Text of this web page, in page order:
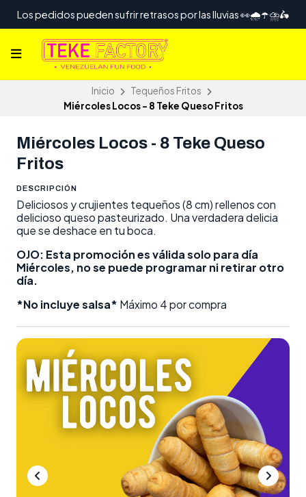
Los pedidos pueden sufrir retrasos por las lluvias 👀🌧️☂️⛈️🛵
Inicio
Tequeños Fritos
Miércoles Locos - 8 Teke Queso Fritos
Miércoles Locos - 8 Teke Queso
Fritos
DESCRIPCIÓN
Deliciosos y crujientes tequeños (8 cm) rellenos con
delicioso queso pasteurizado. Una verdadera delicia
que se deshace en tu boca.
OJO: Esta promoción es válida solo para día
Miércoles, no se puede programar ni retirar otro
día.
*No incluye salsa* Máximo 4 por compra